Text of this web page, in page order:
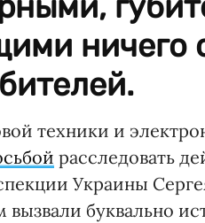
ничего
техники и
расследовать
Украины
буквально